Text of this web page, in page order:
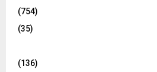
(754)
(35)
(136)